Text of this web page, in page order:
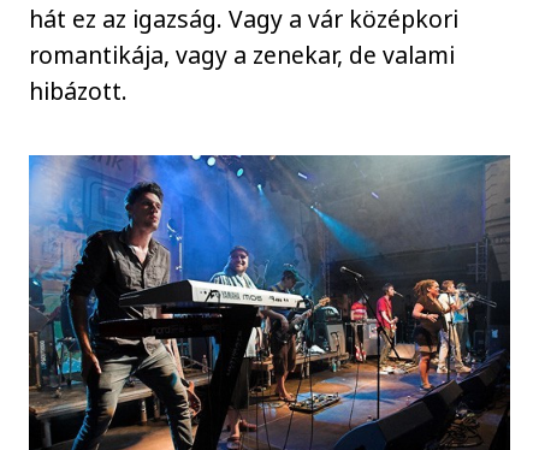
hát ez az igazság. Vagy a vár középkori
romantikája, vagy a zenekar, de valami
hibázott.